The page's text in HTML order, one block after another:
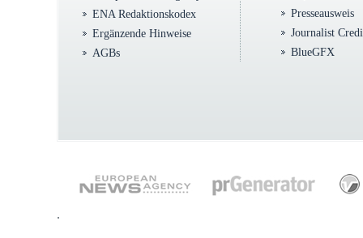
ENA Redaktionskodex
Ergänzende Hinweise
AGBs
Presseausweis
Journalist
BlueGFX
.